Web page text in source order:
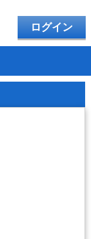
ログイン